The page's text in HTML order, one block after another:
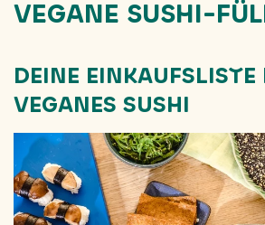
VEGANE SUSHI-
DEINE EINKAUFSLISTE
VEGANES SUSHI